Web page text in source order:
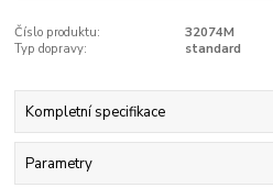
Číslo produktu:
32074M
Typ dopravy:
standard
Kompletní specifikace
Parametry